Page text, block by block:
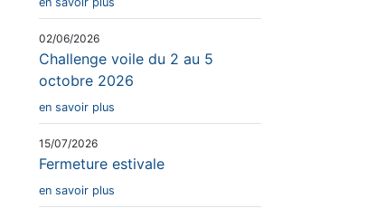
02/06/2026
Challenge voile du 2 au 5
octobre 2026
en savoir plus
15/07/2026
Fermeture estivale
en savoir plus